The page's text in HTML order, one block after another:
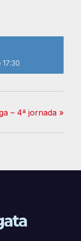
– 4ª jornada »